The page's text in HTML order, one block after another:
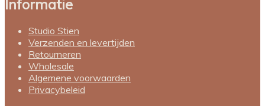
Informatie
Studio Stien
Verzenden en levertijden
Retourneren
Wholesale
Algemene voorwaarden
Privacybeleid